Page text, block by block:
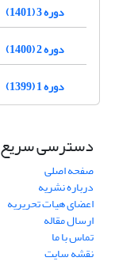
دوره 3 (1401)
دوره 2 (1400)
دوره 1 (1399)
دسترسی سریع
صفحه اصلی
درباره نشریه
اعضای هیات تحریریه
ارسال مقاله
تماس با ما
نقشه سایت